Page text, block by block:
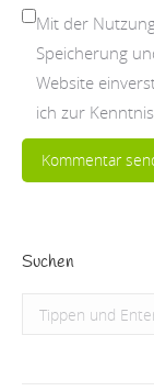
Mit der
Speicherung
Website
ich zur
Kommentar
Suchen
Search: